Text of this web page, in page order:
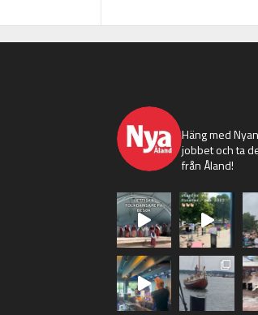
Häng med
jobbet och ta
från Åland!